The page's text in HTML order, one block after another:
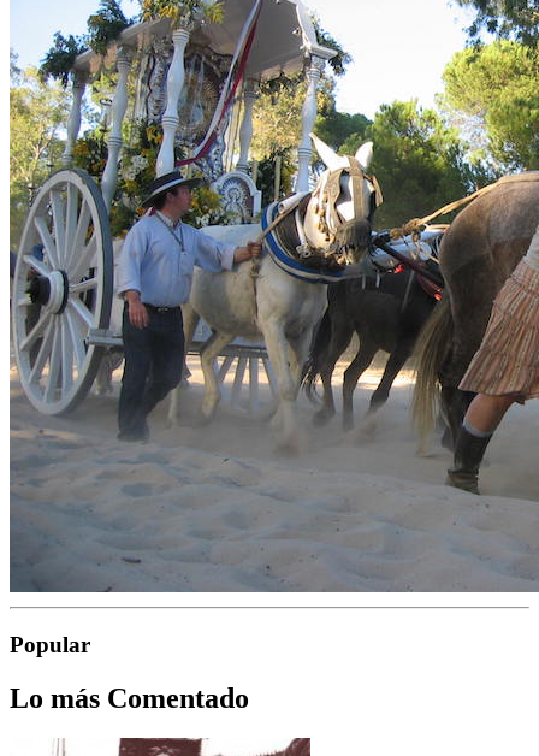
Popular
Lo más Comentado